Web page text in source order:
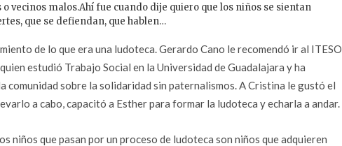
vecinos malos.Ahí fue cuando dije quiero que los niños se sientan
que se defiendan, que hablen…
de lo que era una ludoteca. Gerardo Cano le recomendó ir al ITESO
estudió Trabajo Social en la Universidad de Guadalajara y ha
comunidad sobre la solidaridad sin paternalismos. A Cristina le gustó el
a cabo, capacitó a Esther para formar la ludoteca y echarla a andar.
niños que pasan por un proceso de ludoteca son niños que adquieren